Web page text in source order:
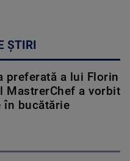
ȘTIRI
preferată a lui Florin
MastrerChef a vorbit
în bucătărie